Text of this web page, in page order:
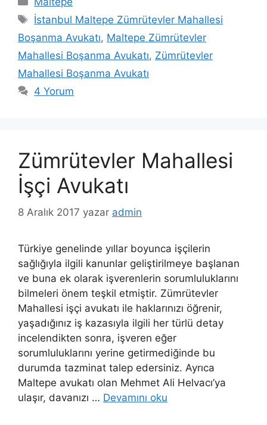
Etiketler
İstanbul Maltepe Zümrütevler Mahallesi
Boşanma Avukatı, Maltepe Zümrütevler
Mahallesi Boşanma Avukatı, Zümrütevler
Mahallesi Boşanma Avukatı
4 Yorum
Zümrütevler Mahallesi
İşçi Avukatı
8 Aralık 2017 yazar admin
Türkiye genelinde yıllar boyunca işçilerin
sağlığıyla ilgili kanunlar geliştirilmeye başlanan
ve buna ek olarak işverenlerin sorumluluklarını
bilmeleri önem teşkil etmiştir. Zümrütevler
Mahallesi işçi avukatı ile haklarınızı öğrenir,
yaşadığınız iş kazasıyla ilgili her türlü detay
incelendikten sonra, işveren eğer
sorumluluklarını yerine getirmediğinde bu
durumda tazminat talep edersiniz. Ayrıca
Maltepe avukatı olan Mehmet Ali Helvacı’ya
ulaşır, davanızı … Devamını oku